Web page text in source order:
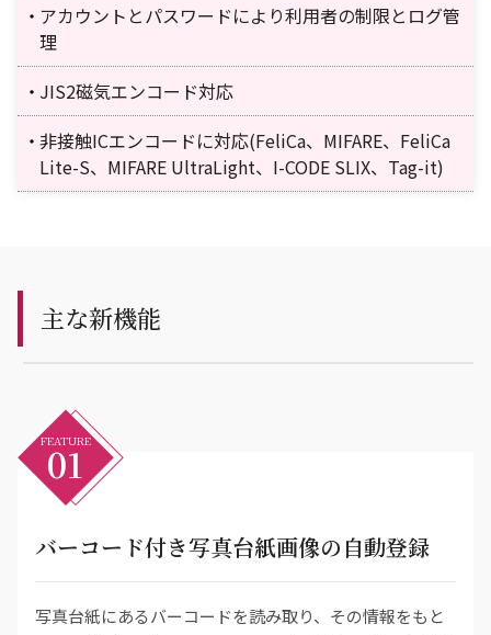
アカウントとパスワードにより利用者の制限とログ管
理
JIS2磁気エンコード対応
非接触ICエンコードに対応(FeliCa、MIFARE、FeliCa
Lite-S、MIFARE UltraLight、I-CODE SLIX、Tag-it)
主な新機能
FEATURE
01
バーコード付き写真台紙画像の自動登録
写真台紙にあるバーコードを読み取り、その情報をもと